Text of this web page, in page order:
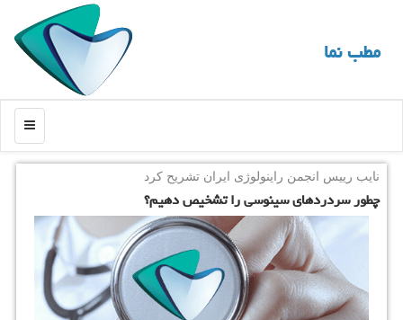
مطب نما
منو
نایب رییس انجمن راینولوژی ایران تشریح كرد
چطور سردردهای سینوسی را تشخیص دهیم؟